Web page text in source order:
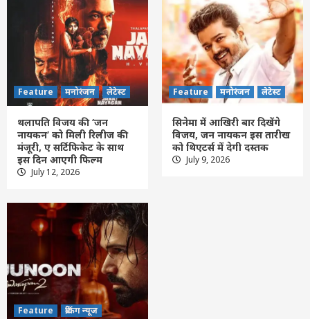
Feature मनोरंजन लेटेस्ट
थलापति विजय की ‘जन
नायकन’ को मिली रिलीज की
मंजूरी, ए सर्टिफिकेट के साथ
इस दिन आएगी फिल्म
July 12, 2026
Feature मनोरंजन लेटेस्ट
सिनेमा में आखिरी बार दिखेंगे
विजय, जन नायकन इस तारीख
को थिएटर्स में देगी दस्तक
July 9, 2026
Feature
ब्रेकिंग न्यूज
Feature लेटेस्ट
प्रह्लाद जोशी की दक्षिण अफ्रीका, इंडोनेशिया और
पर जोर
4
Feature दिल्ली लेटेस्ट
उदार हृदय वाले सज्जन बिना किसी स्वार्थ या अपेक्षा
के दूसरों का हित करते रहते हैं : पीएम मोदी